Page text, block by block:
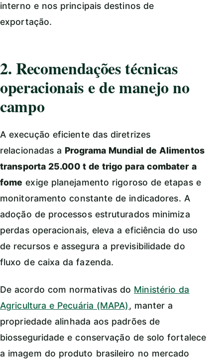
interno e nos principais destinos de
exportação.
2. Recomendações técnicas
operacionais e de manejo no
campo
A execução eficiente das diretrizes
relacionadas a Programa Mundial de Alimentos
transporta 25.000 t de trigo para combater a
fome exige planejamento rigoroso de etapas e
monitoramento constante de indicadores. A
adoção de processos estruturados minimiza
perdas operacionais, eleva a eficiência do uso
de recursos e assegura a previsibilidade do
fluxo de caixa da fazenda.
De acordo com normativas do Ministério da
Agricultura e Pecuária (MAPA), manter a
propriedade alinhada aos padrões de
biosseguridade e conservação de solo fortalece
a imagem do produto brasileiro no mercado